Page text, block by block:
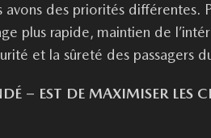
avons des priorités différentes.
plus rapide, maintien de
et la sûreté des passagers
– EST DE MAXIMISER LES